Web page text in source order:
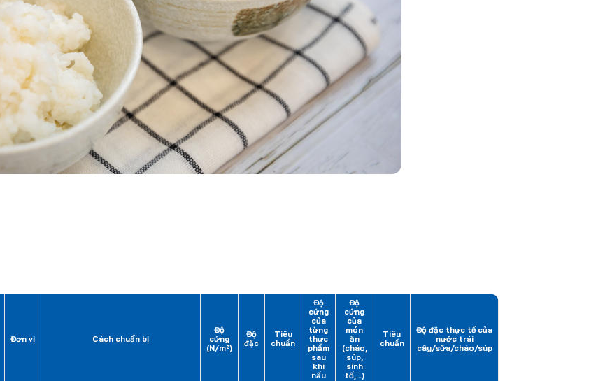
Đơn vị Cách chuẩn bị
Độ
cứng
(N/m²)
Độ
đặc
Tiêu
chuẩn
Độ
cứng
của
từng
thực
phẩm
sau
khi
nấu
Độ
cứng
của
món
ăn
(cháo,
súp,
sinh
tố,…)
Tiêu
chuẩn
Độ đặc thực tế của
nước trái
cây/sữa/cháo/súp